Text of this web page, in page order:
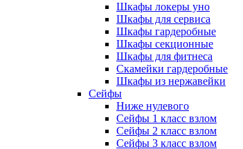
Шкафы локеры уно
Шкафы для сервиса
Шкафы гардеробные
Шкафы секционные
Шкафы для фитнеса
Скамейки гардеробные
Шкафы из нержавейки
Сейфы
Ниже нулевого
Сейфы 1 класс взлом
Сейфы 2 класс взлом
Сейфы 3 класс взлом